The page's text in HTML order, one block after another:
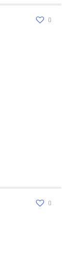
0
0